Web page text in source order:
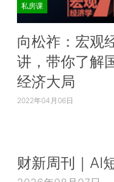
私房课
向松祚：宏观
讲，带你了解
经济大局
2022年04月06日
财新周刊｜AI